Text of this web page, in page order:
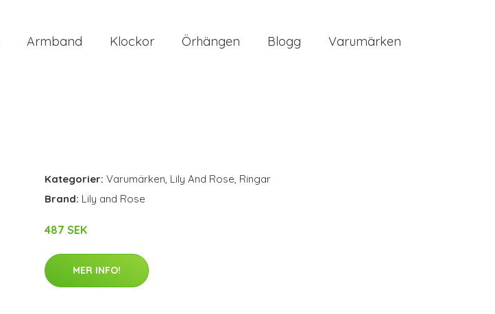
Armband Klockor Örhängen Blogg Varumärken
Kategorier: Varumärken, Lily And Rose, Ringar
Brand: Lily and Rose
487 SEK
MER INFO!